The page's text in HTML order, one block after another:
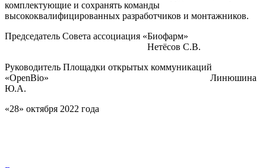
комплектующие и сохранять команды
высококвалифицированных разработчиков и монтажников.
Председатель Совета ассоциация «Биофарм»
Нетёсов С.В.
Руководитель Площадки открытых коммуникаций
«OpenBio» Линюшина
Ю.А.
«28» октября 2022 года